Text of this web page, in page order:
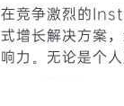
在竞争激烈的
式增长解决方案
响力。无论是个